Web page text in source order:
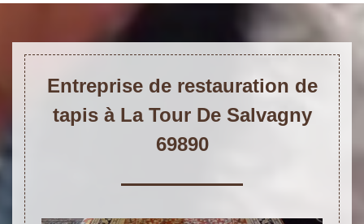
Entreprise de restauration de
tapis à La Tour De Salvagny
69890